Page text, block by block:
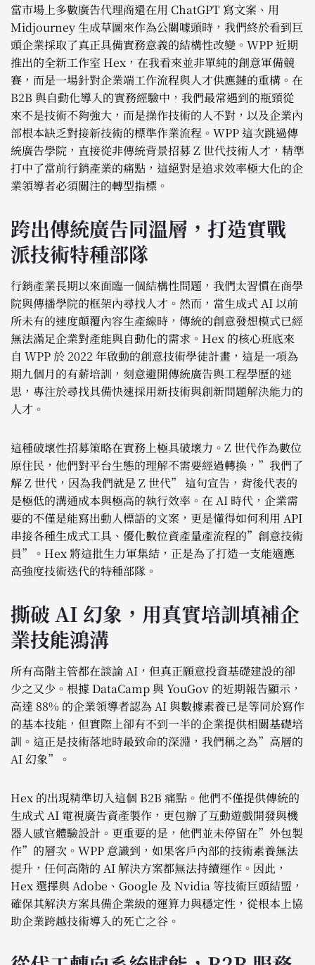
當市場上多數廣告代理商還在用 ChatGPT 寫文案、用
Midjourney 生成草圖來作為公關噱頭時，我們終於看到巨
頭企業採取了真正具備實務意義的結構性改變。WPP 近期
推出的全新工作室 Hex，在我看來並非單純的創意軍備競
賽，而是一場針對企業端工作流程與人才供應鏈的重構。在
B2B 與自動化導入的實務經驗中，我們最常遇到的瓶頸從
來不是技術不夠強大，而是操作技術的人不對，以及企業內
部根本缺乏對接新技術的標準作業流程。WPP 這次跳過傳
統廣告學院，直接從非傳統背景招募 Z 世代技術人才，精準
打中了當前行銷產業的痛點，這絕對是追求效率極大化的企
業領導者必須關注的轉型指標。
跨出傳統廣告同溫層，打造實戰
派技術特種部隊
行銷產業長期以來面臨一個結構性問題，我們太習慣在商學
院與傳播學院的框架內尋找人才。然而，當生成式 AI 以前
所未有的速度顛覆內容生產線時，傳統的創意發想模式已經
無法滿足企業對產能與自動化的需求。Hex 的核心班底來
自 WPP 於 2022 年啟動的創意技術學徒計畫，這是一項為
期九個月的有薪培訓，刻意避開傳統廣告與工程學歷的迷
思，專注於尋找具備快速採用新技術與創新問題解決能力的
人才。
這種破壞性招募策略在實務上極具破壞力。Z 世代作為數位
原住民，他們對平台生態的理解不需要經過轉換，”我們了
解 Z 世代，因為我們就是 Z 世代” 這句宣告，背後代表的
是極低的溝通成本與極高的執行效率。在 AI 時代，企業需
要的不僅是能寫出動人標語的文案，更是懂得如何利用 API
串接各種生成式工具、優化數位資產量產流程的”創意技術
員”。Hex 將這批生力軍集結，正是為了打造一支能適應
高強度技術迭代的特種部隊。
撕破 AI 幻象，用真實培訓填補企
業技能鴻溝
所有高階主管都在談論 AI，但真正願意投資基礎建設的卻
少之又少。根據 DataCamp 與 YouGov 的近期報告顯示，
高達 88% 的企業領導者認為 AI 與數據素養已是等同於寫作
的基本技能，但實際上卻有不到一半的企業提供相關基礎培
訓。這正是技術落地時最致命的深淵，我們稱之為”高層的
AI 幻象”。
Hex 的出現精準切入這個 B2B 痛點。他們不僅提供傳統的
生成式 AI 電視廣告資產製作，更包辦了互動遊戲開發與機
器人感官體驗設計。更重要的是，他們並未停留在”外包製
作”的層次。WPP 意識到，如果客戶內部的技術素養無法
提升，任何高階的 AI 解決方案都無法持續運作。因此，
Hex 選擇與 Adobe、Google 及 Nvidia 等技術巨頭結盟，
確保其解決方案具備企業級的運算力與穩定性，從根本上協
助企業跨越技術導入的死亡之谷。